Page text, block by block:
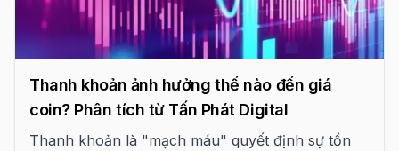
Thanh khoản ảnh hưởng thế nào đến giá
coin? Phân tích từ Tấn Phát Digital
Thanh khoản là "mạch máu" quyết định sự tồn